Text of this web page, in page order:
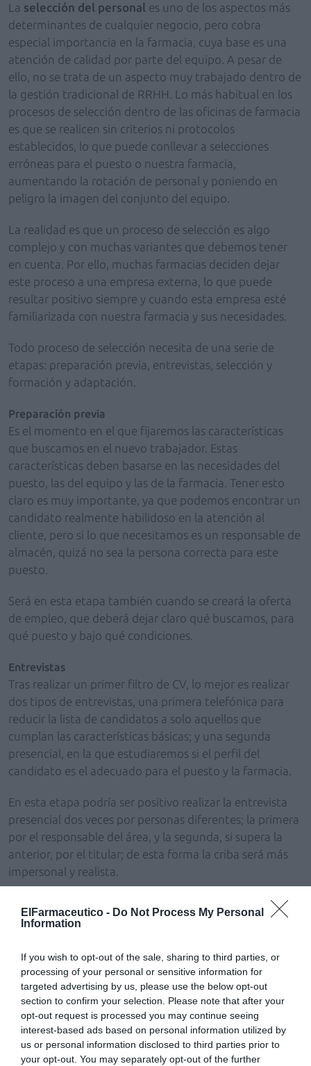
ElFarmaceutico - Do Not Process My Personal
Information
If you wish to opt-out of the sale, sharing to third parties, or
processing of your personal or sensitive information for
targeted advertising by us, please use the below opt-out
section to confirm your selection. Please note that after your
opt-out request is processed you may continue seeing
interest-based ads based on personal information utilized by
us or personal information disclosed to third parties prior to
your opt-out. You may separately opt-out of the further
La selección del personal es uno de los aspectos más
determinantes de cualquier negocio, pero cobra
especial importancia en la farmacia, cuya base es una
atención de calidad por parte del equipo. A pesar de
ello, no se trata de un aspecto muy trabajado dentro de
la gestión tradicional de RRHH. Lo más habitual en los
procesos de selección dentro de las oficinas de farmacia
es que se realicen sin criterios ni protocolos
establecidos, lo que puede conllevar a selecciones
erróneas para el puesto o nuestra farmacia,
aumentando la rotación de personal y poniendo en
peligro la imagen del conjunto del equipo.
La realidad es que un proceso de selección es algo
complejo y con muchas variantes que debemos tener
en cuenta. Por ello, muchas farmacias deciden dejar
este proceso a una empresa externa, lo que puede
resultar positivo siempre y cuando esta empresa esté
familiarizada con nuestra farmacia y sus necesidades.
Todo proceso de selección necesita de una serie de
etapas: preparación previa, entrevistas, selección y
formación y adaptación.
Preparación previa
Es el momento en el que fijaremos las características
que buscamos en el nuevo trabajador. Estas
características deben basarse en las necesidades del
puesto, las del equipo y las de la farmacia. Tener esto
claro es muy importante, ya que podemos encontrar un
candidato realmente habilidoso en la atención al
cliente, pero si lo que necesitamos es un responsable de
almacén, quizá no sea la persona correcta para este
puesto.
Será en esta etapa también cuando se creará la oferta
de empleo, que deberá dejar claro qué buscamos, para
qué puesto y bajo qué condiciones.
Entrevistas
Tras realizar un primer filtro de CV, lo mejor es realizar
dos tipos de entrevistas, una primera telefónica para
reducir la lista de candidatos a solo aquellos que
cumplan las características básicas; y una segunda
presencial, en la que estudiaremos si el perfil del
candidato es el adecuado para el puesto y la farmacia.
En esta etapa podría ser positivo realizar la entrevista
presencial dos veces por personas diferentes; la primera
por el responsable del área, y la segunda, si supera la
anterior, por el titular; de esta forma la criba será más
impersonal y realista.
En cuanto al desarrollo de la entrevista, es necesario
contar con un guion previo que nos asegure que
candidato hable el 70% del tiempo.
Cada entrevista se debe adaptar al puesto y a la
farmacia, pero algunos de los aspectos básicos a tratar
son los conocimientos, experiencias previas y actitudes
del candidato.